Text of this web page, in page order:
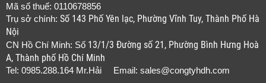
Mã số thuế: 0110678856
Trụ sở chính: Số 143 Phố Yên lạc, Phường Vĩnh Tuy, Thành Phố Hà
Nội
CN Hồ Chí Minh: Số 13/1/3 Đường số 21, Phường Bình Hưng Hoà
A, Thành phố Hồ Chí Minh
Tel: 0985.288.164 Mr.Hải Email: sales@congtyhdh.com